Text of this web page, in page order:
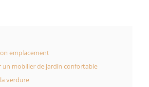
emplacement
un mobilier de jardin confortable
verdure